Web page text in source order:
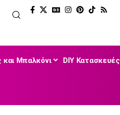
και Μπαλκόνι DIY Κατασκευές